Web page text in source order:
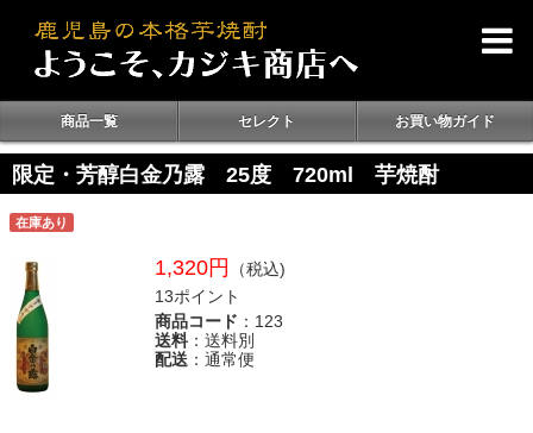
商品一覧 セレクト お買い物ガイド
限定・芳醇白金乃露 25度 720ml 芋焼酎
在庫あり
1,320円
（税込)
13ポイント
商品コード ：123
送料 ：送料別
配送 ：通常便